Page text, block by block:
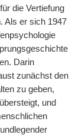
die Vertiefung
Als er sich 1947
Darin
zunächst den
zu geben,
und